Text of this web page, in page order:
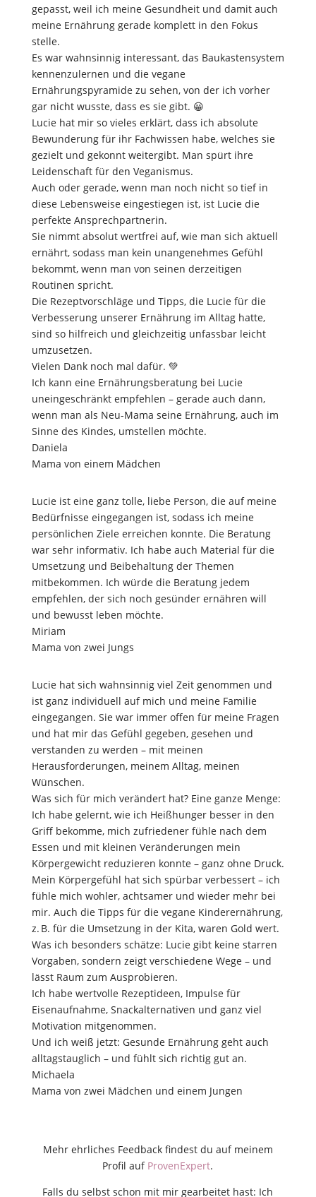
gepasst, weil ich meine Gesundheit und damit auch
meine Ernährung gerade komplett in den Fokus
stelle.
Es war wahnsinnig interessant, das Baukastensystem
kennenzulernen und die vegane
Ernährungspyramide zu sehen, von der ich vorher
gar nicht wusste, dass es sie gibt. 😀
Lucie hat mir so vieles erklärt, dass ich absolute
Bewunderung für ihr Fachwissen habe, welches sie
gezielt und gekonnt weitergibt. Man spürt ihre
Leidenschaft für den Veganismus.
Auch oder gerade, wenn man noch nicht so tief in
diese Lebensweise eingestiegen ist, ist Lucie die
perfekte Ansprechpartnerin.
Sie nimmt absolut wertfrei auf, wie man sich aktuell
ernährt, sodass man kein unangenehmes Gefühl
bekommt, wenn man von seinen derzeitigen
Routinen spricht.
Die Rezeptvorschläge und Tipps, die Lucie für die
Verbesserung unserer Ernährung im Alltag hatte,
sind so hilfreich und gleichzeitig unfassbar leicht
umzusetzen.
Vielen Dank noch mal dafür. 💚
Ich kann eine Ernährungsberatung bei Lucie
uneingeschränkt empfehlen – gerade auch dann,
wenn man als Neu-Mama seine Ernährung, auch im
Sinne des Kindes, umstellen möchte.
Daniela
Mama von einem Mädchen
Lucie ist eine ganz tolle, liebe Person, die auf meine
Bedürfnisse eingegangen ist, sodass ich meine
persönlichen Ziele erreichen konnte. Die Beratung
war sehr informativ. Ich habe auch Material für die
Umsetzung und Beibehaltung der Themen
mitbekommen. Ich würde die Beratung jedem
empfehlen, der sich noch gesünder ernähren will
und bewusst leben möchte.
Miriam
Mama von zwei Jungs
Lucie hat sich wahnsinnig viel Zeit genommen und
ist ganz individuell auf mich und meine Familie
eingegangen. Sie war immer offen für meine Fragen
und hat mir das Gefühl gegeben, gesehen und
verstanden zu werden – mit meinen
Herausforderungen, meinem Alltag, meinen
Wünschen.
Was sich für mich verändert hat? Eine ganze Menge:
Ich habe gelernt, wie ich Heißhunger besser in den
Griff bekomme, mich zufriedener fühle nach dem
Essen und mit kleinen Veränderungen mein
Körpergewicht reduzieren konnte – ganz ohne Druck.
Mein Körpergefühl hat sich spürbar verbessert – ich
fühle mich wohler, achtsamer und wieder mehr bei
mir. Auch die Tipps für die vegane Kinderernährung,
z. B. für die Umsetzung in der Kita, waren Gold wert.
Was ich besonders schätze: Lucie gibt keine starren
Vorgaben, sondern zeigt verschiedene Wege – und
lässt Raum zum Ausprobieren.
Ich habe wertvolle Rezeptideen, Impulse für
Eisenaufnahme, Snackalternativen und ganz viel
Motivation mitgenommen.
Und ich weiß jetzt: Gesunde Ernährung geht auch
alltagstauglich – und fühlt sich richtig gut an.
Michaela
Mama von zwei Mädchen und einem Jungen
Mehr ehrliches Feedback findest du auf meinem
Profil auf ProvenExpert.
Falls du selbst schon mit mir gearbeitet hast: Ich